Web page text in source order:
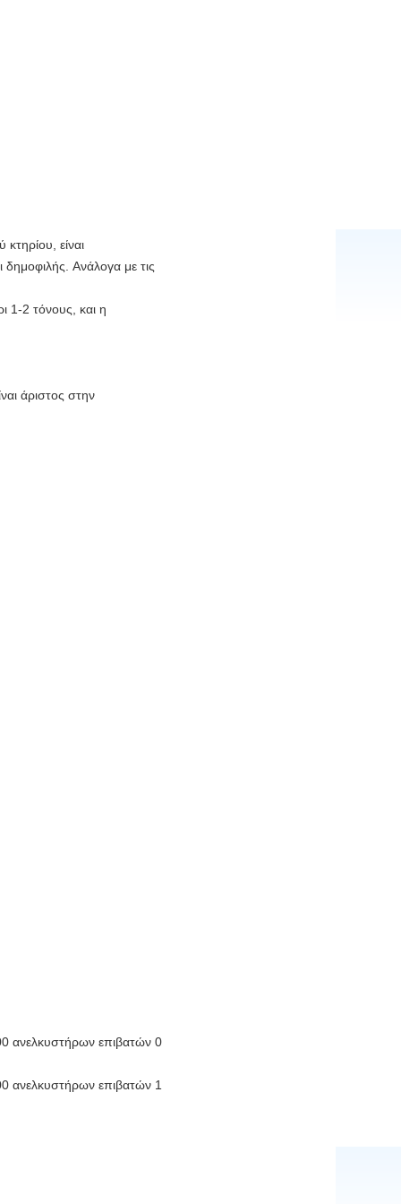
είναι
δημοφιλής. Ανάλογα με τις
1-2 τόνους, και η
άριστος στην